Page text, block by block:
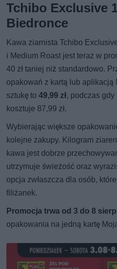
Tchibo Exclusive
Biedronce
Kawa ziarnista Tchibo
i Medium Roast jest teraz w
40 zł taniej niż standardowo.
opakowań z kartą lub
sztukę to49,99 zł, podczas
kosztuje 87,99 zł.
Wybierając większe
kolejne zakupy. Kilogram
kawa jest dobrze
utrzymuje świeżość oraz
opcja zwłaszcza dla osób,
filiżanek.
Promocja trwa od 3 do 8
opakowania na jedną kartę